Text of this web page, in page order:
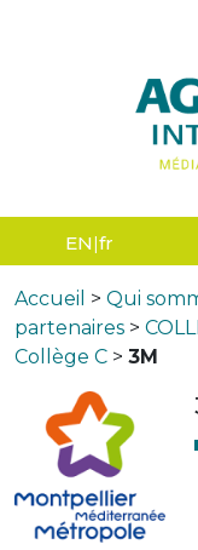
EN fr
Accueil > Qui
partenaires >
Collège C > 3M